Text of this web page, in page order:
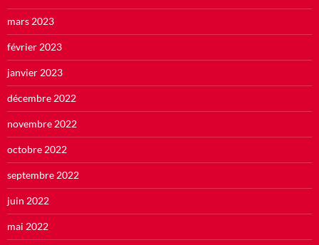
mars 2023
février 2023
janvier 2023
décembre 2022
novembre 2022
octobre 2022
septembre 2022
juin 2022
mai 2022